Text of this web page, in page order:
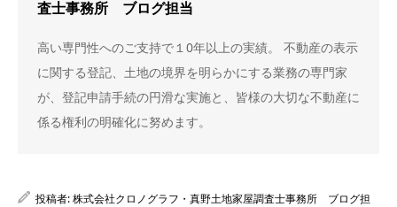
査士事務所 ブログ担当
高い専門性へのご支持で１0年以上の実績。 不動産の表示
に関する登記、土地の境界を明らかにする業務の専門家
が、登記申請手続の円滑な実施と、皆様の大切な不動産に
係る権利の明確化に努めます。
投稿者:株式会社クロノグラフ・真野土地家屋調査士事務所 ブログ担